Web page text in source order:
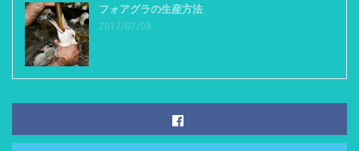
フォアグラの生産方法
2017/07/08